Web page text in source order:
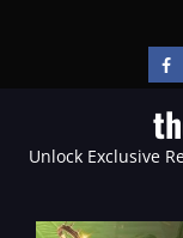
Unlock Exclusive